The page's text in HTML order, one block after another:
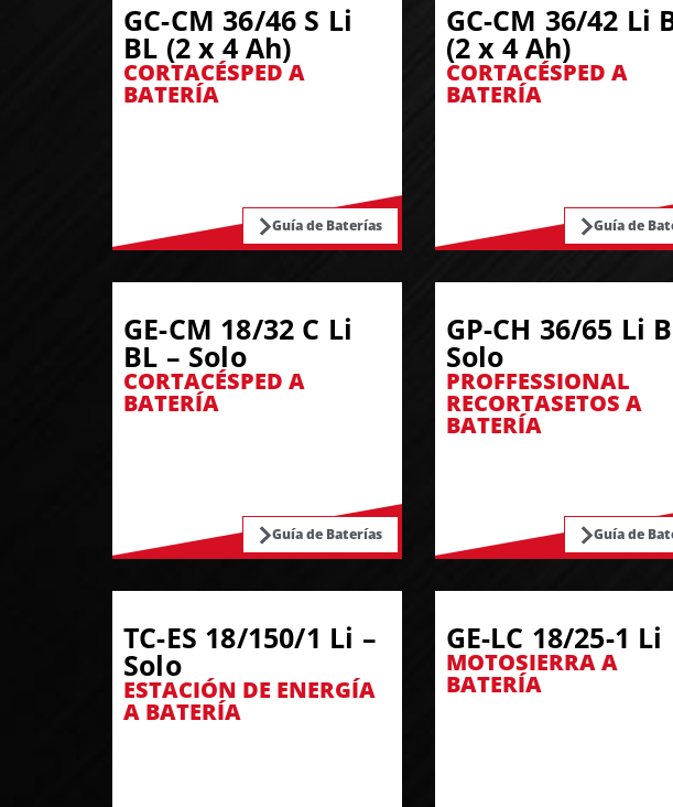
GC-CM 36/46 S Li
BL (2 x 4 Ah)
CORTACÉSPED A
BATERÍA
Guía de Baterías
GC-CM 36/42 Li
(2 x 4 Ah)
CORTACÉSPED A
BATERÍA
Guía de
GE-CM 18/32 C Li
BL – Solo
CORTACÉSPED A
BATERÍA
Guía de Baterías
GP-CH 36/65 Li
Solo
PROFFESSIONAL
RECORTASETOS A
BATERÍA
Guía de
TC-ES 18/150/1 Li –
Solo
ESTACIÓN DE ENERGÍA
A BATERÍA
GE-LC 18/25-1
MOTOSIERRA A
BATERÍA